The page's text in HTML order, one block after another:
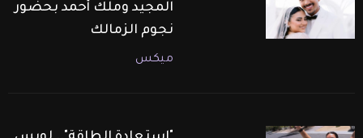
المجيد وملك أحمد بحضور
نجوم الزمالك
ميكس